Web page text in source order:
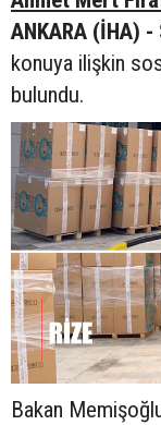
ANKARA (İHA) -
konuya ilişkin
bulundu.
Bakan